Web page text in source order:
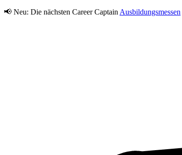
📢 Neu: Die nächsten Career Captain Ausbildungsmessen